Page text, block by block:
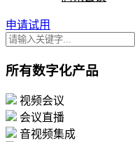
申请试用
所有数字化产品
视频会议
会议直播
音视频集成